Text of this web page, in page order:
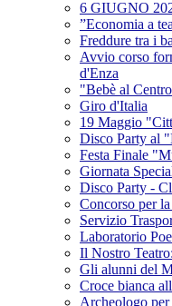
6 GIUGNO
”Economia a
Freddure tra i
Avvio corso
d'Enza
"Bebè al
Giro d'Italia
19 Maggio
Disco Party al
Festa Finale
Giornata
Disco Party -
Concorso per
Servizio
Laboratorio
Il Nostro
Gli alunni del
Croce bianca
Archeologo